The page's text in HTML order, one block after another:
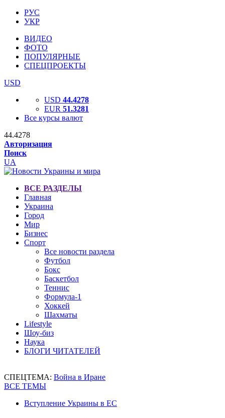
РУС
УКР
ВИДЕО
ФОТО
ПОПУЛЯРНЫЕ
СПЕЦПРОЕКТЫ
USD
USD 44.4278
EUR 51.3281
Все курсы валют
44.4278
Авторизация
Поиск
UA
ВСЕ РАЗДЕЛЫ
Главная
Украина
Город
Мир
Бизнес
Спорт
Все новости раздела
Футбол
Бокс
Баскетбол
Теннис
Формула-1
Хоккей
Шахматы
Lifestyle
Шоу-биз
Наука
БЛОГИ ЧИТАТЕЛЕЙ
СПЕЦТЕМА: Война в Иране
ВСЕ ТЕМЫ
Вступление Украины в ЕС